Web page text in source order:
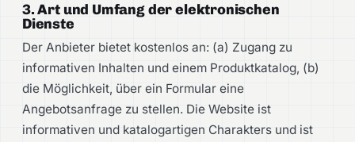
3. Art und Umfang der elektronischen
Dienste
Der Anbieter bietet kostenlos an: (a) Zugang zu
informativen Inhalten und einem Produktkatalog, (b)
die Möglichkeit, über ein Formular eine
Angebotsanfrage zu stellen. Die Website ist
informativen und katalogartigen Charakters und ist